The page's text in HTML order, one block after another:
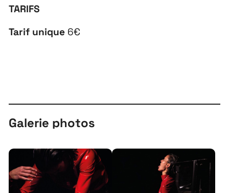
TARIFS
Tarif unique 6€
Galerie photos